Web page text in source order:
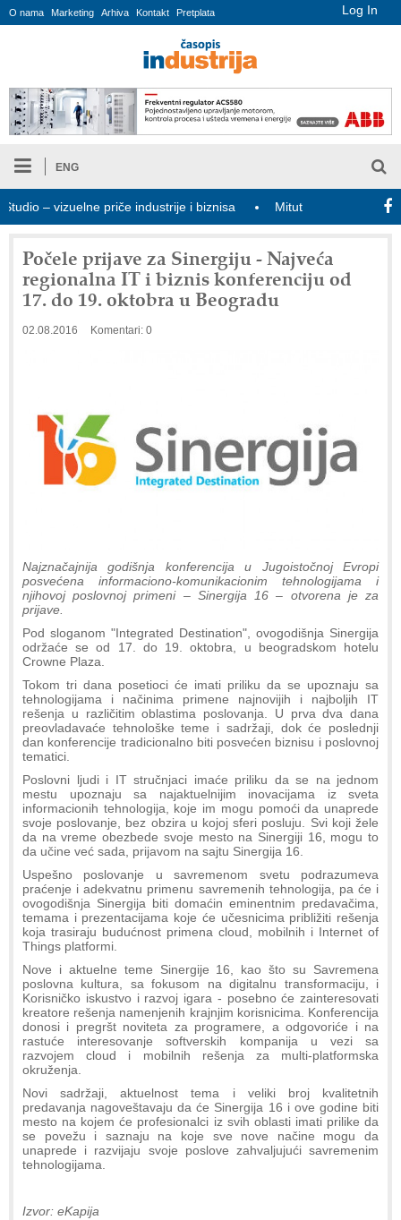
Log In
O nama Marketing Arhiva Kontakt Pretplata
ENG
– vizuelne priče industrije i biznisa Mitutoyo Crysta-Apex V
Počele prijave za Sinergiju - Najveća
regionalna IT i biznis konferenciju od
17. do 19. oktobra u Beogradu
02.08.2016 Komentari: 0
Najznačajnija godišnja konferencija u Jugoistočnoj Evropi
posvećena informaciono-komunikacionim tehnologijama i
njihovoj poslovnoj primeni – Sinergija 16 – otvorena je za
prijave.
Pod sloganom "Integrated Destination", ovogodišnja Sinergija
održaće se od 17. do 19. oktobra, u beogradskom hotelu
Crowne Plaza.
Tokom tri dana posetioci će imati priliku da se upoznaju sa
tehnologijama i načinima primene najnovijih i najboljih IT
rešenja u različitim oblastima poslovanja. U prva dva dana
preovladavaće tehnološke teme i sadržaji, dok će poslednji
dan konferencije tradicionalno biti posvećen biznisu i poslovnoj
tematici.
Poslovni ljudi i IT stručnjaci imaće priliku da se na jednom
mestu upoznaju sa najaktuelnijim inovacijama iz sveta
informacionih tehnologija, koje im mogu pomoći da unaprede
svoje poslovanje, bez obzira u kojoj sferi posluju. Svi koji žele
da na vreme obezbede svoje mesto na Sinergiji 16, mogu to
da učine već sada, prijavom na sajtu Sinergija 16.
Uspešno poslovanje u savremenom svetu podrazumeva
praćenje i adekvatnu primenu savremenih tehnologija, pa će i
ovogodišnja Sinergija biti domaćin eminentnim predavačima,
temama i prezentacijama koje će učesnicima približiti rešenja
koja trasiraju budućnost primena cloud, mobilnih i Internet of
Things platformi.
Nove i aktuelne teme Sinergije 16, kao što su Savremena
poslovna kultura, sa fokusom na digitalnu transformaciju, i
Korisničko iskustvo i razvoj igara - posebno će zainteresovati
kreatore rešenja namenjenih krajnjim korisnicima. Konferencija
donosi i pregršt noviteta za programere, a odgovoriće i na
rastuće interesovanje softverskih kompanija u vezi sa
razvojem cloud i mobilnih rešenja za multi-platformska
okruženja.
Novi sadržaji, aktuelnost tema i veliki broj kvalitetnih
predavanja nagoveštavaju da će Sinergija 16 i ove godine biti
mesto na kojem će profesionalci iz svih oblasti imati prilike da
se povežu i saznaju na koje sve nove načine mogu da
unaprede i razvijaju svoje poslove zahvaljujući savremenim
tehnologijama.
Izvor: eKapija